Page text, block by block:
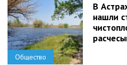
Общество
В
нашли